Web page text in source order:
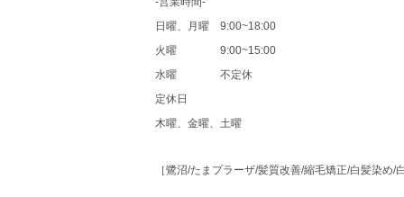
日曜、月曜 9:00~18:00
火曜 9:00~15:00
水曜 不定休
定休日
木曜、金曜、土曜
［鷺沼/たまプラーザ/髪質改善/縮毛矯正/白髪染め/